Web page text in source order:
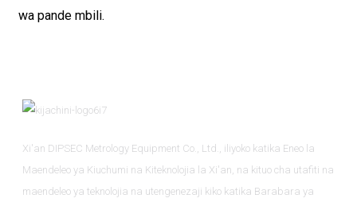
wa pande mbili.
Xi'an DIPSEC Metrology Equipment Co., Ltd., iliyoko katika Eneo la
Maendeleo ya Kiuchumi na Kiteknolojia la Xi'an, na kituo cha utafiti na
maendeleo ya teknolojia na utengenezaji kiko katika Barabara ya